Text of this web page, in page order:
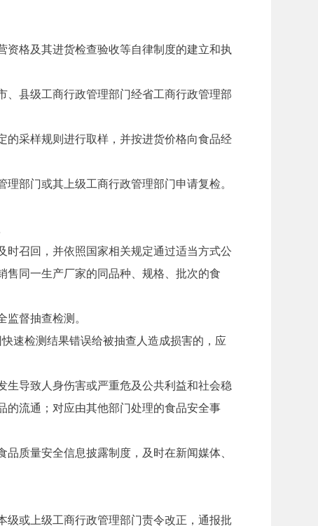
格及其进货检查验收等自律制度的建立和执
县级工商行政管理部门经省工商行政管理部
采样规则进行取样，并按进货价格向食品经
部门或其上级工商行政管理部门申请复检。
召回，并依照国家相关规定通过适当方式公
售同一生产厂家的同品种、规格、批次的食
督抽查检测。
速检测结果错误给被抽查人造成损害的，应
导致人身伤害或严重危及公共利益和社会稳
的流通；对应由其他部门处理的食品安全事
质量安全信息披露制度，及时在新闻媒体、
或上级工商行政管理部门责令改正，通报批